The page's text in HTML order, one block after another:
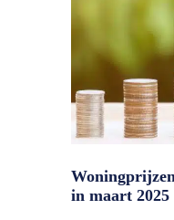
in maart 2025